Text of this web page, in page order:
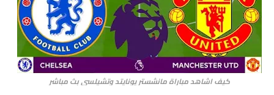
كيف اشاهد مباراة مانشستر يونايتد وتشيلسي بث مباشر